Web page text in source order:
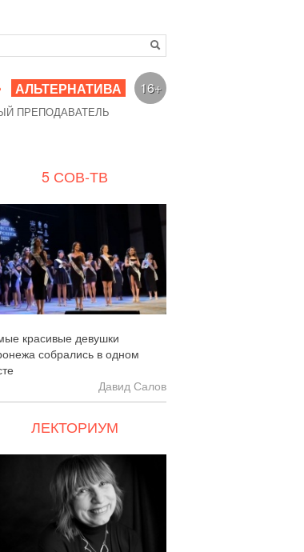
АЛЬТЕРНАТИВА
ПРЕПОДАВАТЕЛЬ
16+
5 СОВ-ТВ
красивые девушки
собрались в одном
Давид Салов
ЛЕКТОРИУМ